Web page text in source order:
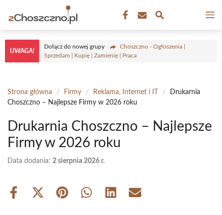
treści
UWAGA!
Dołącz do nowej grupy
Choszczno - Ogłoszenia |
Sprzedam | Kupię | Zamienię | Praca
Strona główna / Firmy / Reklama, Internet i IT /
Drukarnia
Choszczno – Najlepsze Firmy w 2026 roku
Drukarnia Choszczno – Najlepsze
Firmy w 2026 roku
Data dodania: 2 sierpnia 2026 r.
Share
Share Share Share Share Share